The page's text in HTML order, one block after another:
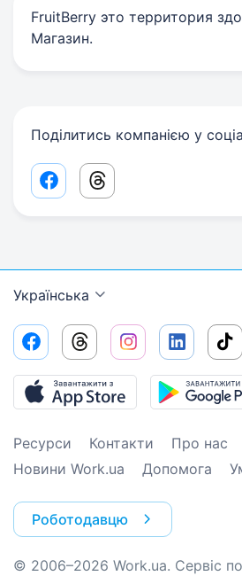
FruitBerry это территория
Магазин.
Поділитись компанією у
Facebook share link
Threads share link
Українська
Ресурси Контакти Про нас
Новини Work.ua
Допомога
Роботодавцю
© 2006–2026 Work.ua. Сервіс